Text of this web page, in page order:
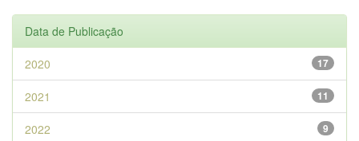
Data de Publicação
17
2020
11
2021
9
2022